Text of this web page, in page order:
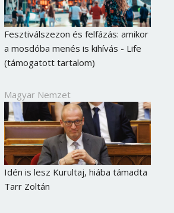
Fesztiválszezon és felfázás: amikor
a mosdóba menés is kihívás - Life
(támogatott tartalom)
Magyar Nemzet
Idén is lesz Kurultaj, hiába támadta
Tarr Zoltán